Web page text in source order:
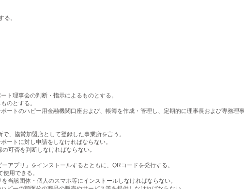
。
理事会の判断・指示によるものとする。
のとする。
のハピー用金融機関口座および、帳簿を作成・管理し、定期的に理事長および専務理事
、協賛加盟店として登録した事業所を言う。
トに対し申請をしなければならない。
否を判断しなければならない。
アプリ」をインストールするとともに、QRコードを発行する。
用できる。
団体・個人のスマホ等にインストールしなければならない。